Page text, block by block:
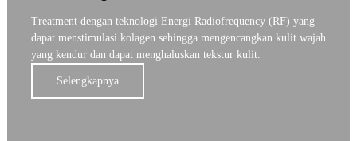
Treatment dengan teknologi Energi Radiofrequency (RF) yang
dapat menstimulasi kolagen sehingga mengencangkan kulit wajah
yang kendur dan dapat menghaluskan tekstur kulit.
Selengkapnya